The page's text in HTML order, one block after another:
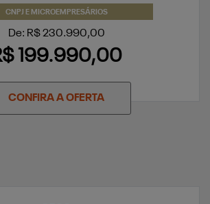
CNPJ E MICROEMPRESÁRIOS
De: R$ 230.990,00
199.990,00
CONFIRA A OFERTA